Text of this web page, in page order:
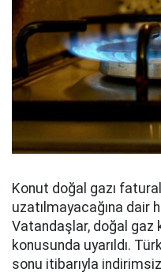
Konut doğal gazı
uzatılmayacağına dair
Vatandaşlar, doğal gaz
konusunda uyarıldı.
sonu itibarıyla